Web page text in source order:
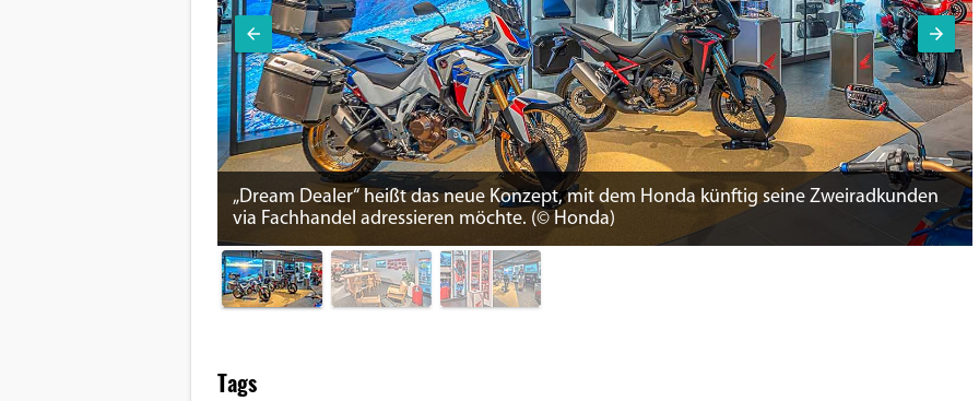
„Dream Dealer“ heißt das neue Konzept, mit dem Honda künftig seine Zweiradkunden
via Fachhandel adressieren möchte. (© Honda)
Tags